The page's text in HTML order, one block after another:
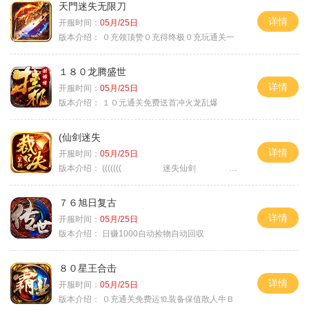
天門迷失无限刀
开服时间： 05月/25日
版本介绍：
０充领顶赞０充得终极０充玩通关一
详情
１８０龙腾盛世
开服时间： 05月/25日
版本介绍：
１０元通关免费送首冲火龙乱爆
详情
(仙剑迷失
开服时间： 05月/25日
版本介绍： ((((((( 迷失仙剑 )))))
详情
７６旭日复古
开服时间： 05月/25日
版本介绍：
日赚1000自动捡物自动回収
详情
８０星王合击
开服时间： 05月/25日
版本介绍：
０充通关免费运⒑装备保值散人牛Ｂ
详情